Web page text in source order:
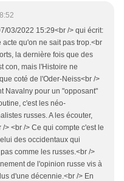
03/2022 15:29<br /> qui écrit:
qu'on ne sait pas trop.<br
la dernière fois que des
con, mais l'Histoire ne
coté de l'Oder-Neiss<br />
Navalny pour un "opposant"
c'est les néo-
russes. A les écouter,
> <br /> Ce qui compte c'est le
des occidentaux qui
comme les russes.<br />
de l'opinion russe vis à
d'une décennie.<br /> En